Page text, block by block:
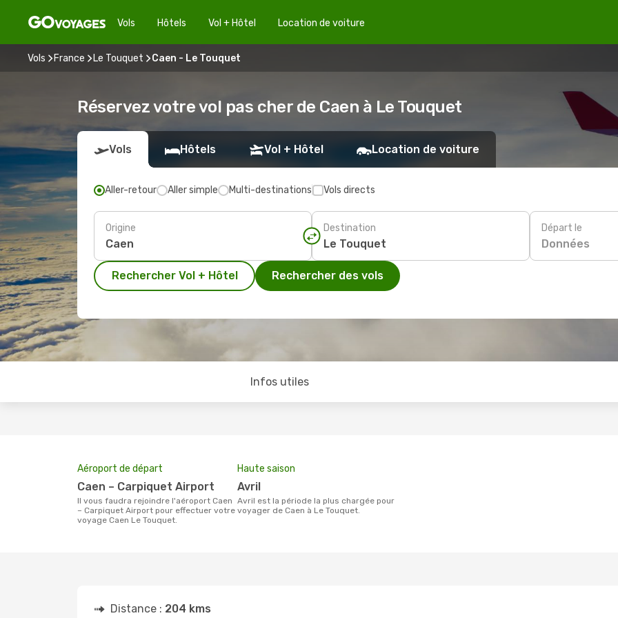
Vols Hôtels Vol + Hôtel Location de voiture
Vols France Le Touquet Caen - Le Touquet
Réservez votre vol pas cher de Caen à Le Touquet
Vols Hôtels Vol + Hôtel Location de voiture
Aller-retour Aller simple Multi-destinations Vols directs
Origine Destination Départ le
Données
Rechercher Vol + Hôtel Rechercher des vols
Infos utiles
Aéroport de départ
Caen – Carpiquet Airport
Il vous faudra rejoindre l'aéroport Caen
– Carpiquet Airport pour effectuer votre
voyage Caen Le Touquet.
Haute saison
avril
avril est la période la plus chargée pour
voyager de Caen à Le Touquet.
Distance : 204 kms